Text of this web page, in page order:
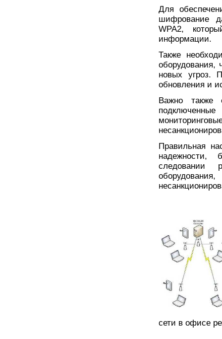
Для
шифрование
WPA2,
информации.
Также
оборудования,
новых угроз.
обновления и
Важно также
подключенные
Правильная
надежности,
следовании
сети в офисе